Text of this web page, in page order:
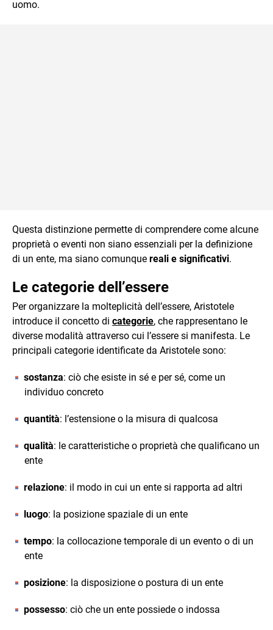
uomo.
Questa distinzione permette di comprendere come alcune
proprietà o eventi non siano essenziali per la definizione
di un ente, ma siano comunque reali e significativi.
Le categorie dell’essere
Per organizzare la molteplicità dell’essere, Aristotele
introduce il concetto di categorie, che rappresentano le
diverse modalità attraverso cui l’essere si manifesta. Le
principali categorie identificate da Aristotele sono:
sostanza: ciò che esiste in sé e per sé, come un
individuo concreto
quantità: l’estensione o la misura di qualcosa
qualità: le caratteristiche o proprietà che qualificano un
ente
relazione: il modo in cui un ente si rapporta ad altri
luogo: la posizione spaziale di un ente
tempo: la collocazione temporale di un evento o di un
ente
posizione: la disposizione o postura di un ente
possesso: ciò che un ente possiede o indossa